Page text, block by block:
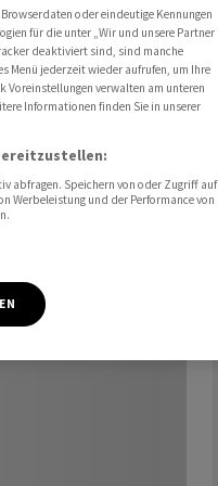
oder eindeutige Kennungen
für die unter „Wir und unsere Partner
deaktiviert sind, sind manche
Menü jederzeit wieder aufrufen, um Ihre
Voreinstellungen verwalten am unteren
Informationen finden Sie in unserer
abfragen. Speichern von oder Zugriff auf
Werbeleistung und der Performance von